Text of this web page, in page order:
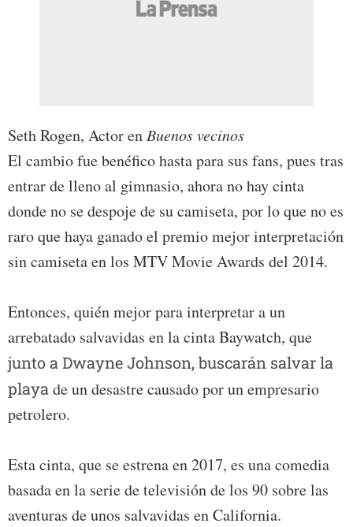
Seth Rogen, Actor enBuenos vecinos
El cambio fue benéfico hasta para sus fans, pues tras
entrar de lleno al gimnasio, ahora no hay cinta
donde no se despoje de su camiseta, por lo que no es
raro que haya ganado el premio mejor interpretación
sin camiseta en los MTV Movie Awards del 2014.
Entonces, quién mejor para interpretar a un
arrebatado salvavidas en la cinta Baywatch, que
junto a Dwayne Johnson, buscarán salvar la
playade un desastre causado por un empresario
petrolero.
Esta cinta, que se estrena en 2017, es una comedia
basada en la serie de televisión de los 90 sobre las
aventuras de unos salvavidas en California.